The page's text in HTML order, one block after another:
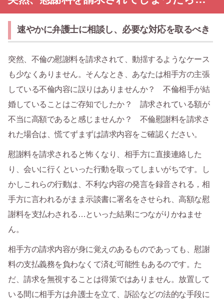
速やかに弁護士に相談し、必要な対応を取るべき
突然、不倫の慰謝料を請求されて、動揺するようなケース
も少なくありません。そんなとき、あなたは相手方の主張
している不倫内容に誤りはありませんか？ 不倫相手が結
婚していることはご存知でしたか？ 請求されている額が
不当に高額であると感じませんか？ 不倫慰謝料を請求さ
れた場合は、慌てずまずは請求内容をご確認ください。
慰謝料を請求されると怖くなり、相手方に直接連絡した
り、会いに行くといった行動を取ってしまいがちです。し
かしこれらの行動は、不利な内容の発言を録音される，相
手方に言われるがまま示談書に署名をさせられ、高額な慰
謝料を支払わされる…といった結果につながりかねませ
ん。
相手方の請求内容が身に覚えのあるものであっても、慰謝
料の支払義務を負わなくて済む可能性もあるのです。た
だ、請求を無視することは得策ではありません。放置して
いる間に相手方は弁護士を立て、訴訟などの法的な手段に